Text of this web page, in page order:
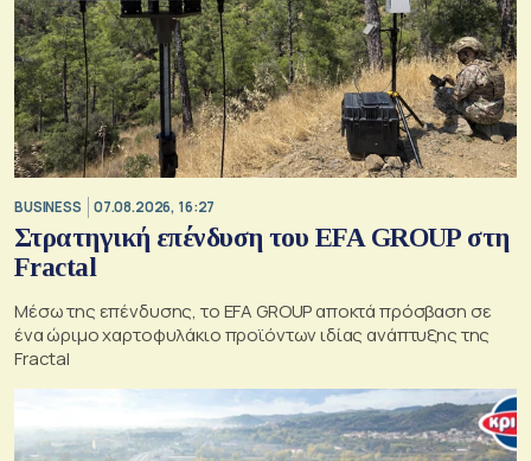
BUSINESS 07.08.2026, 16:27
Στρατηγική επένδυση του EFA GROUP στη
Fractal
Μέσω της επένδυσης, το EFA GROUP αποκτά πρόσβαση σε
ένα ώριμο χαρτοφυλάκιο προϊόντων ιδίας ανάπτυξης της
Fractal